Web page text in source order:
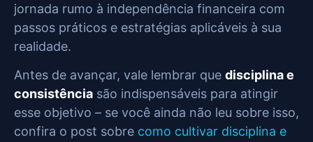
jornada rumo à independência financeira com
passos práticos e estratégias aplicáveis à sua
realidade.
Antes de avançar, vale lembrar que disciplina e
consistência são indispensáveis para atingir
esse objetivo – se você ainda não leu sobre isso,
confira o post sobre como cultivar disciplina e